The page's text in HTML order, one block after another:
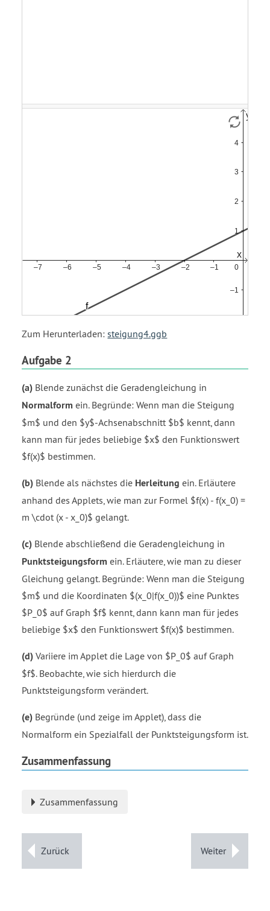
Zum Herunterladen: steigung4.ggb
Aufgabe 2
(a) Blende zunächst die Geradengleichung in
Normalform ein. Begründe: Wenn man die Steigung
$m$ und den $y$-Achsenabschnitt $b$ kennt, dann
kann man für jedes beliebige $x$ den Funktionswert
$f(x)$ bestimmen.
(b) Blende als nächstes die Herleitung ein. Erläutere
anhand des Applets, wie man zur Formel $f(x) - f(x_0) =
m \cdot (x - x_0)$ gelangt.
(c) Blende abschließend die Geradengleichung in
Punktsteigungsform ein. Erläutere, wie man zu dieser
Gleichung gelangt. Begründe: Wenn man die Steigung
$m$ und die Koordinaten $(x_0|f(x_0))$ eine Punktes
$P_0$ auf Graph $f$ kennt, dann kann man für jedes
beliebige $x$ den Funktionswert $f(x)$ bestimmen.
(d) Variiere im Applet die Lage von $P_0$ auf Graph
$f$. Beobachte, wie sich hierdurch die
Punktsteigungsform verändert.
(e) Begründe (und zeige im Applet), dass die
Normalform ein Spezialfall der Punktsteigungsform ist.
Zusammenfassung
Zusammenfassung
Zurück Weiter